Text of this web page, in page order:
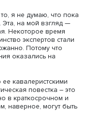
Например, такое:
рынок услуг, а там
потому что его
всеми
этому нет.
цифровизация и
позитивно. Это мы